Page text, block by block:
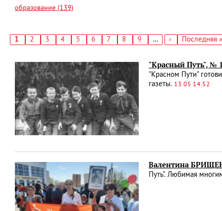
образование (139)
Текущая
1 Страница
2 Страница
3 Страница
4 Страница
5 Страница
6 Страница
7 Страница
8 Страница
9 …
Следующая
›
Последняя
Последняя »
"Красный Путь", №
"Красном Пути"
газеты. 13.05 14:52
Валентина
Путь". Любимая